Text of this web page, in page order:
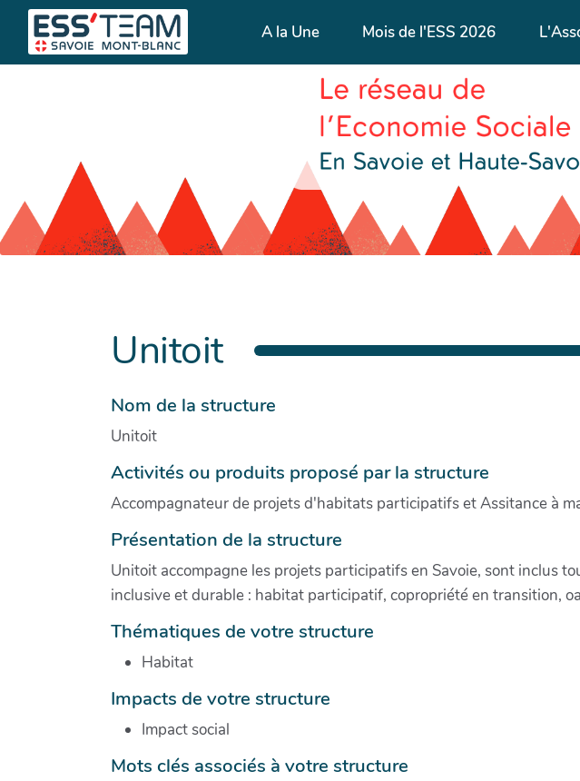
A la Une Mois de l'ESS 2026
Unitoit
Nom de la structure
Unitoit
Activités ou produits proposé par la structure
Accompagnateur de projets d'habitats participatifs et Assitance à
Présentation de la structure
Unitoit accompagne les projets participatifs en Savoie, sont inclus
inclusive et durable : habitat participatif, copropriété en transition,
Thématiques de votre structure
Habitat
Impacts de votre structure
Impact social
Mots clés associés à votre structure